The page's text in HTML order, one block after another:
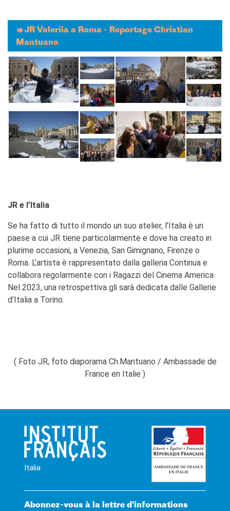
JR Valeriia a Roma - Reportage Christian
Mantuano
JR e l’Italia
Se ha fatto di tutto il mondo un suo atelier, l’Italia è un
paese a cui JR tiene particolarmente e dove ha creato in
plurime occasioni, a Venezia, San Gimignano, Firenze o
Roma. L’artista è rappresentato dalla galleria Continua e
collabora regolarmente con i Ragazzi del Cinema America.
Nel 2023, una retrospettiva gli sarà dedicata dalle Gallerie
d’Italia a Torino.
( Foto JR, foto diaporama Ch.Mantuano / Ambassade de
France en Italie )
Italia
Abonnez-vous à la lettre d'informations